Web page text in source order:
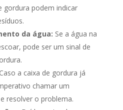
gordura podem indicar
da água: Se a água na
pode ser um sinal de
Caso a caixa de gordura já
chamar um
resolver o problema.